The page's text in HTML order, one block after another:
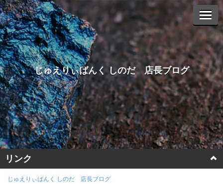
じゅえりぃばんく しのだ 店長ブログ
リンク
ホームページに戻る
じゅえりぃばんく しのだ 店長ブログ